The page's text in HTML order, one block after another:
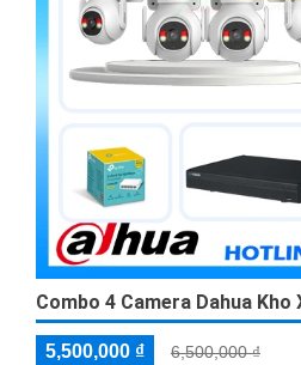
Combo 4 Camera Dahua Kho
5,500,000 ₫ 6,500,000 ₫